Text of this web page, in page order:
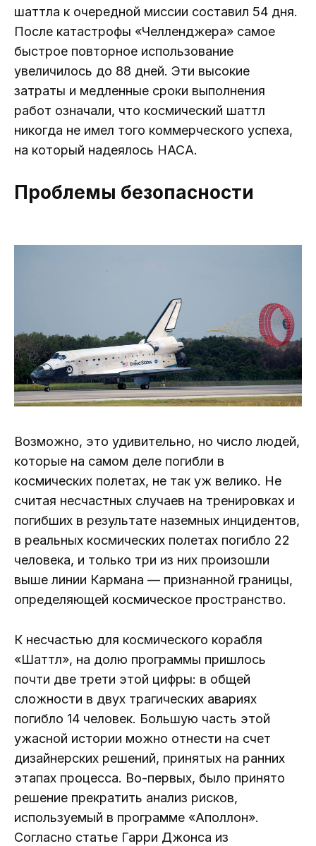
шаттла к очередной миссии составил 54 дня.
После катастрофы «Челленджера» самое
быстрое повторное использование
увеличилось до 88 дней. Эти высокие
затраты и медленные сроки выполнения
работ означали, что космический шаттл
никогда не имел того коммерческого успеха,
на который надеялось НАСА.
Проблемы безопасности
Возможно, это удивительно, но число людей,
которые на самом деле погибли в
космических полетах, не так уж велико. Не
считая несчастных случаев на тренировках и
погибших в результате наземных инцидентов,
в реальных космических полетах погибло 22
человека, и только три из них произошли
выше линии Кармана — признанной границы,
определяющей космическое пространство.
К несчастью для космического корабля
«Шаттл», на долю программы пришлось
почти две трети этой цифры: в общей
сложности в двух трагических авариях
погибло 14 человек. Большую часть этой
ужасной истории можно отнести на счет
дизайнерских решений, принятых на ранних
этапах процесса. Во-первых, было принято
решение прекратить анализ рисков,
используемый в программе «Аполлон».
Согласно статье Гарри Джонса из